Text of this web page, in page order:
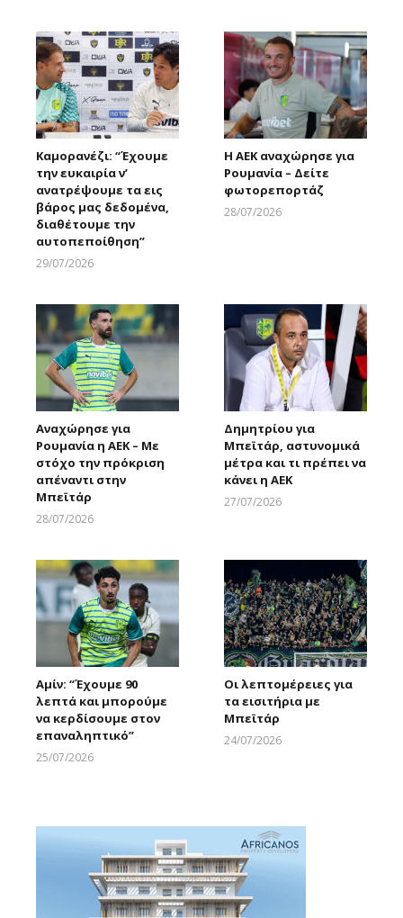
Καμορανέζι: “Έχουμε
την ευκαιρία ν’
ανατρέψουμε τα εις
βάρος μας δεδομένα,
διαθέτουμε την
αυτοπεποίθηση”
29/07/2026
Η ΑΕΚ αναχώρησε για
Ρουμανία – Δείτε
φωτορεπορτάζ
28/07/2026
Αναχώρησε για
Ρουμανία η ΑΕΚ – Με
στόχο την πρόκριση
απέναντι στην
Μπεϊτάρ
28/07/2026
Δημητρίου για
Μπεϊτάρ, αστυνομικά
μέτρα και τι πρέπει να
κάνει η ΑΕΚ
27/07/2026
Αμίν: “Έχουμε 90
λεπτά και μπορούμε
να κερδίσουμε στον
επαναληπτικό”
25/07/2026
Οι λεπτομέρειες για
τα εισιτήρια με
Μπεϊτάρ
24/07/2026